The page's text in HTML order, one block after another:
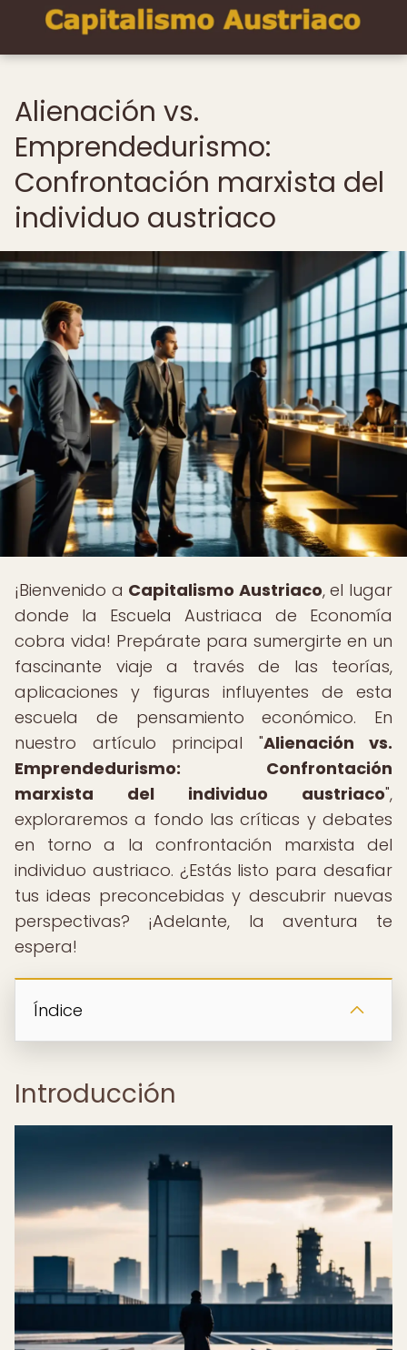
Alienación vs.
Emprendedurismo:
Confrontación marxista del
individuo austriaco
¡Bienvenido a Capitalismo Austriaco, el lugar
donde la Escuela Austriaca de Economía
cobra vida! Prepárate para sumergirte en un
fascinante viaje a través de las teorías,
aplicaciones y figuras influyentes de esta
escuela de pensamiento económico. En
nuestro artículo principal "Alienación vs.
Emprendedurismo: Confrontación
marxista del individuo austriaco",
exploraremos a fondo las críticas y debates
en torno a la confrontación marxista del
individuo austriaco. ¿Estás listo para desafiar
tus ideas preconcebidas y descubrir nuevas
perspectivas? ¡Adelante, la aventura te
espera!
Índice
Introducción